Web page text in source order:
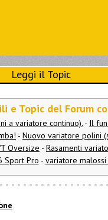
Leggi il Topic
e Topic del Forum
a variatore continuo). - Il
- Nuovo variatore polini
Oversize - Rasamenti
Sport Pro - variatore